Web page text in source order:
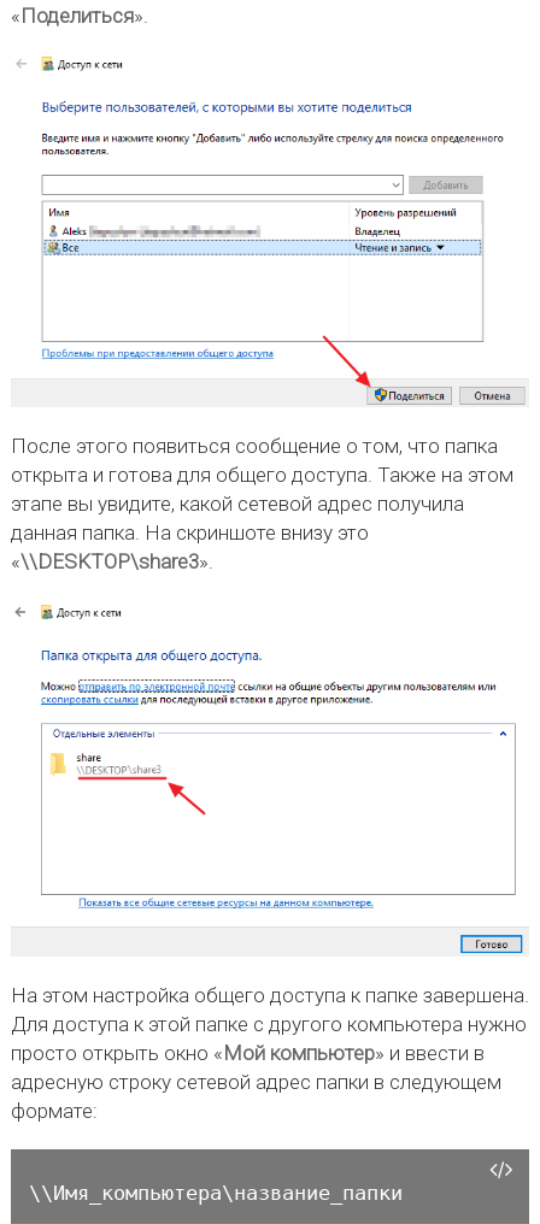
«Поделиться».
После этого появиться сообщение о том, что папка
открыта и готова для общего доступа. Также на этом
этапе вы увидите, какой сетевой адрес получила
данная папка. На скриншоте внизу это
«\\DESKTOP\share3».
На этом настройка общего доступа к папке завершена.
Для доступа к этой папке с другого компьютера нужно
просто открыть окно «Мой компьютер» и ввести в
адресную строку сетевой адрес папки в следующем
формате:
\\Имя_компьютера\название_папки